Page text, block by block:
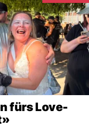
fürs Love-